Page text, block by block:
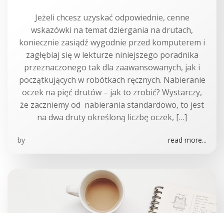
Jeżeli chcesz uzyskać odpowiednie, cenne
wskazówki na temat dziergania na drutach,
koniecznie zasiądź wygodnie przed komputerem i
zagłębiaj się w lekturze niniejszego poradnika
przeznaczonego tak dla zaawansowanych, jak i
początkujących w robótkach ręcznych. Nabieranie
oczek na pięć drutów – jak to zrobić? Wystarczy,
że zaczniemy od nabierania standardowo, to jest
na dwa druty określoną liczbę oczek, […]
by read more...